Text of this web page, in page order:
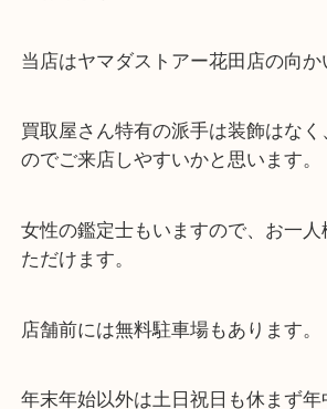
・最寄り駅
ターミナル駅「姫路駅」播但線
東海道・山陽本線「東姫路駅」「
・当店の特徴